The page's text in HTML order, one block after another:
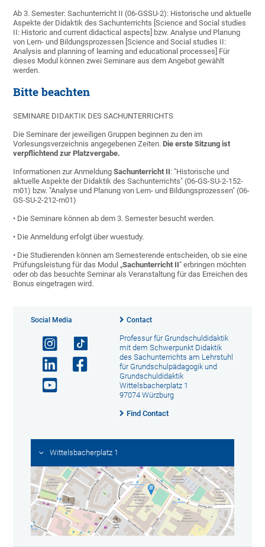
Ab 3. Semester: Sachunterricht II (06-GSSU-2): Historische und aktuelle
Aspekte der Didaktik des Sachunterrichts [Science and Social studies
II: Historic and current didactical aspects] bzw. Analyse und Planung
von Lern- und Bildungsprozessen [Science and Social studies II:
Analysis and planning of learning and educational processes ] Für
dieses Modul können zwei Seminare aus dem Angebot gewählt
werden.
Bitte beachten
SEMINARE DIDAKTIK DES SACHUNTERRICHTS
Die Seminare der jeweiligen Gruppen beginnen zu den im
Vorlesungsverzeichnis angegebenen Zeiten.Die erste Sitzung ist
verpflichtend zur Platzvergabe.
Informationen zur AnmeldungSachunterricht II: "Historische und
aktuelle Aspekte der Didaktik des Sachunterrichts" (06-GS-SU-2-152-
m01) bzw. "Analyse und Planung von Lern- und Bildungsprozessen" (06-
GS-SU-2-212-m01)
• Die Seminare können ab dem 3. Semester besucht werden.
• Die Anmeldung erfolgt über wuestudy.
• Die Studierenden können am Semesterende entscheiden, ob sie eine
Prüfungsleistung für das Modul „Sachunterricht II" erbringen möchten
oder ob das besuchte Seminar als Veranstaltung für das Erreichen des
Bonus eingetragen wird.
Social Media Contact
Professur für Grundschuldidaktik
mit dem Schwerpunkt Didaktik
des Sachunterrichts am Lehrstuhl
für Grundschulpädagogik und
Grundschuldidaktik
Wittelsbacherplatz 1
97074 Würzburg
Find Contact
Wittelsbacherplatz 1